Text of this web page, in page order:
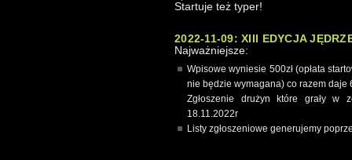
Startuje też typer!
2022-11-09: XIII EDYCJA
Najważniejsze:
Wpisowe wyniesie 500zł (opłata
nie będzie wymagana) co razem daje
Zgłoszenie drużyn które grały w
18.11.2022r
Listy zgłoszeniowe generujemy